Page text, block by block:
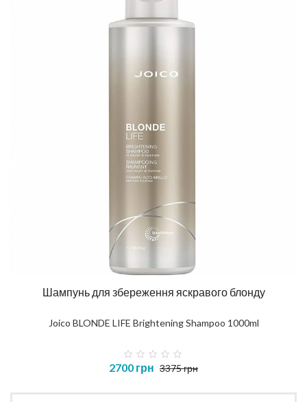
Шампунь для збереження яскравого блонду
Joico BLONDE LIFE Brightening Shampoo 1000ml
2700 грн 3375 грн